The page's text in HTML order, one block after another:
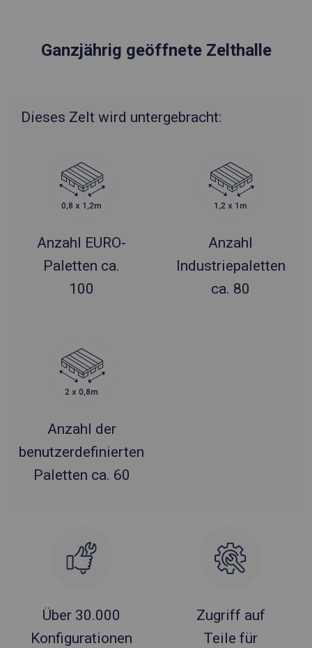
Ganzjährig geöffnete Zelthalle
Dieses Zelt wird untergebracht:
Anzahl EURO-
Paletten ca.
100
Anzahl
Industriepaletten
ca. 80
Anzahl der
benutzerdefinierten
Paletten ca. 60
Über 30.000
Konfigurationen
Zugriff auf
Teile für